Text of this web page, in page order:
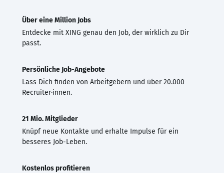
Über eine Million Jobs
Entdecke mit XING genau den Job, der wirklich zu Dir
passt.
Persönliche Job-Angebote
Lass Dich finden von Arbeitgebern und über 20.000
Recruiter·innen.
21 Mio. Mitglieder
Knüpf neue Kontakte und erhalte Impulse für ein
besseres Job-Leben.
Kostenlos profitieren